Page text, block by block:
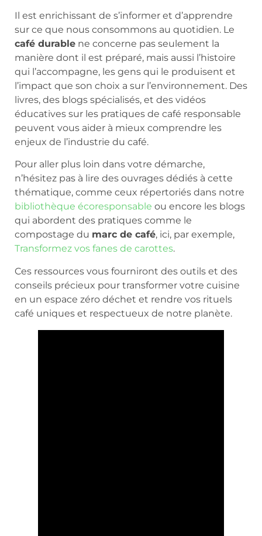
Il est enrichissant de s’informer et d’apprendre
sur ce que nous consommons au quotidien. Le
café durable ne concerne pas seulement la
manière dont il est préparé, mais aussi l’histoire
qui l’accompagne, les gens qui le produisent et
l’impact que son choix a sur l’environnement. Des
livres, des blogs spécialisés, et des vidéos
éducatives sur les pratiques de café responsable
peuvent vous aider à mieux comprendre les
enjeux de l’industrie du café.
Pour aller plus loin dans votre démarche,
n’hésitez pas à lire des ouvrages dédiés à cette
thématique, comme ceux répertoriés dans notre
bibliothèque écoresponsable ou encore les blogs
qui abordent des pratiques comme le
compostage du marc de café, ici, par exemple,
Transformez vos fanes de carottes.
Ces ressources vous fourniront des outils et des
conseils précieux pour transformer votre cuisine
en un espace zéro déchet et rendre vos rituels
café uniques et respectueux de notre planète.